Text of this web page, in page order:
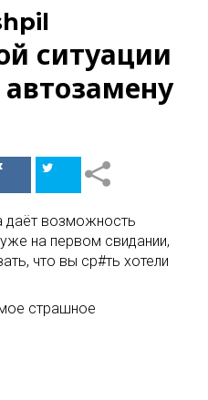
ситуации
Поделиться
даёт возможность
на первом свидании,
что вы ср#ть хотели
страшное